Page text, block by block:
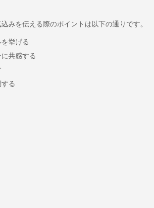
みを伝える際のポイントは以下の通りです。
挙げる
共感する
る